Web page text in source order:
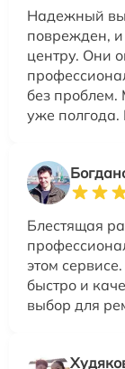
Надежный
поврежден, и
центру. Они
без проблем.
уже
Блестящая
этом
быстро и
выбор для